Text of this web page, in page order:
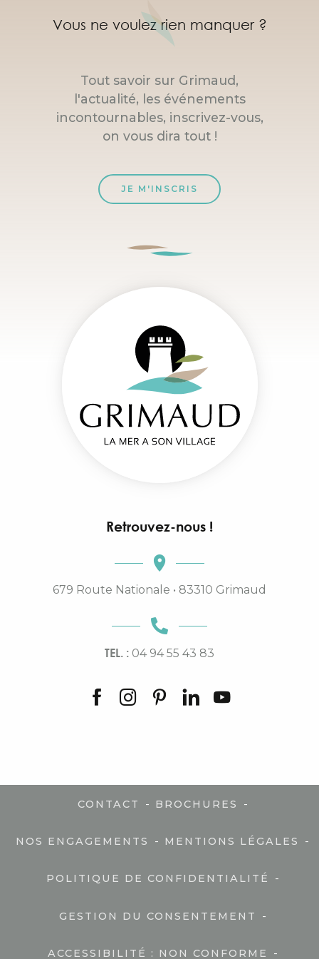
Vous ne voulez rien manquer ?
Tout savoir sur Grimaud,
l'actualité, les événements
incontournables, inscrivez-vous,
on vous dira tout !
JE M'INSCRIS
Retrouvez-nous !
679 Route Nationale • 83310 Grimaud
TEL. : 04 94 55 43 83
CONTACT - BROCHURES -
NOS ENGAGEMENTS - MENTIONS LÉGALES -
POLITIQUE DE CONFIDENTIALITÉ -
GESTION DU CONSENTEMENT -
ACCESSIBILITÉ : NON CONFORME -